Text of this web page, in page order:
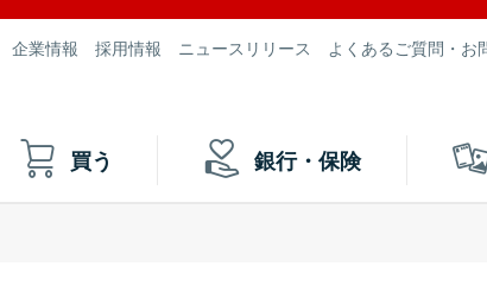
企業情報 採用情報 ニュースリリース よくあるご質問・お
買う 銀行・保険